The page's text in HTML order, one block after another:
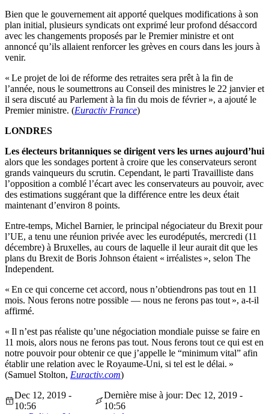
Bien que le gouvernement ait apporté quelques modifications à son
plan initial, plusieurs syndicats ont exprimé leur profond désaccord
avec les changements proposés par le Premier ministre et ont
annoncé qu’ils allaient renforcer les grèves en cours dans les jours à
venir.
« Le projet de loi de réforme des retraites sera prêt à la fin de
l’année, nous le soumettrons au Conseil des ministres le 22 janvier et
il sera discuté au Parlement à la fin du mois de février », a ajouté le
Premier ministre. (Euractiv France)
LONDRES
Les électeurs britanniques se dirigent vers les urnes aujourd’hui
alors que les sondages portent à croire que les conservateurs seront
grands vainqueurs du scrutin. Cependant, le parti Travailliste dans
l’opposition a comblé l’écart avec les conservateurs au pouvoir, avec
des estimations suggérant que la différence entre les deux était
maintenant d’environ 8 points.
Entre-temps, Michel Barnier, le principal négociateur du Brexit pour
l’UE, a tenu une réunion privée avec les eurodéputés, mercredi (11
décembre) à Bruxelles, au cours de laquelle il leur aurait dit que les
plans du Brexit de Boris Johnson étaient « irréalistes », selon The
Independent.
« En ce qui concerne cet accord, nous n’obtiendrons pas tout en 11
mois. Nous ferons notre possible — nous ne ferons pas tout », a-t-il
affirmé.
« Il n’est pas réaliste qu’une négociation mondiale puisse se faire en
11 mois, alors nous ne ferons pas tout. Nous ferons tout ce qui est en
notre pouvoir pour obtenir ce que j’appelle le “minimum vital” afin
établir une relation avec le Royaume-Uni, si tel est le délai. »
(Samuel Stolton, Euractiv.com)
Dec 12, 2019 -
10:56
Dernière mise à jour: Dec 12, 2019 -
10:56